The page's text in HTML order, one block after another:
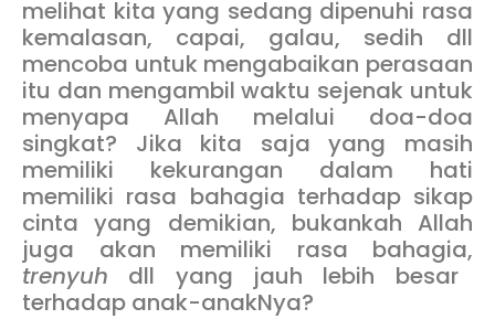
melihat kita yang sedang dipenuhi rasa
kemalasan, capai, galau, sedih dll
mencoba untuk mengabaikan perasaan
itu dan mengambil waktu sejenak untuk
menyapa Allah melalui doa-doa
singkat? Jika kita saja yang masih
memiliki kekurangan dalam hati
memiliki rasa bahagia terhadap sikap
cinta yang demikian, bukankah Allah
juga akan memiliki rasa bahagia,
trenyuh dll yang jauh lebih besar
terhadap anak-anakNya?